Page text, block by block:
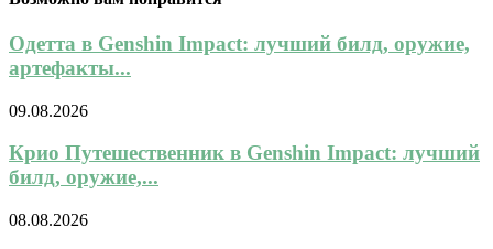
Одетта в Genshin Impact: лучший билд, оружие,
артефакты...
09.08.2026
Крио Путешественник в Genshin Impact: лучший
билд, оружие,...
08.08.2026